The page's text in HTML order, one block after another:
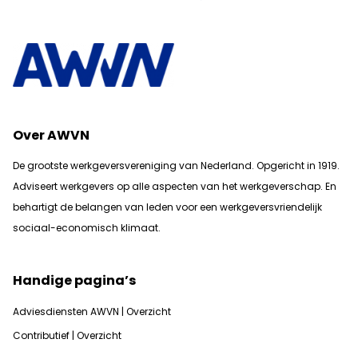
Over AWVN
De grootste werkgeversvereniging van Nederland. Opgericht in 1919.
Adviseert werkgevers op alle aspecten van het werkgeverschap. En
behartigt de belangen van leden voor een werkgeversvriendelijk
sociaal-economisch klimaat.
Handige pagina’s
Adviesdiensten AWVN | Overzicht
Contributief | Overzicht